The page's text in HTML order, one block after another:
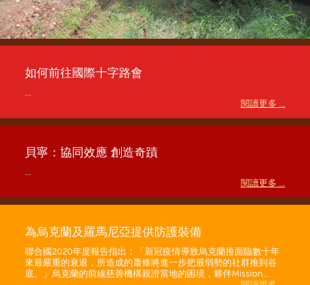
如何前往國際十字路會
...
閱讀更多 ...
貝寧：協同效應 創造奇蹟
...
閱讀更多 ...
為烏克蘭及羅馬尼亞提供防護裝備
聯合國2020年度報告指出：「新冠疫情導致烏克蘭推面臨數十年
來最嚴重的衰退，所造成的蕭條將進一步把最弱勢的社群推到谷
底。」烏克蘭的前線慈善機構親證當地的困境，夥伴Mission...